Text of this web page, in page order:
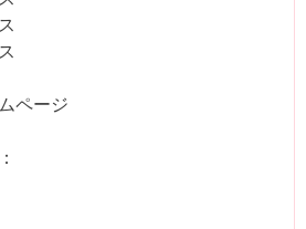
ページ